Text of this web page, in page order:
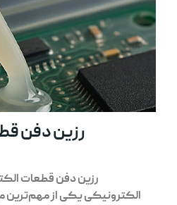
رزین دفن
رزین دفن قطعات
الکترونیکی یکی از مهم‌ترین